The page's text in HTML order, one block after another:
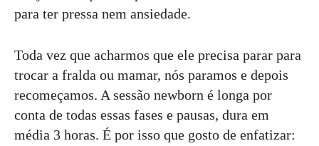
para ter pressa nem ansiedade.
Toda vez que acharmos que ele precisa parar para
trocar a fralda ou mamar, nós paramos e depois
recomeçamos. A sessão newborn é longa por
conta de todas essas fases e pausas, dura em
média 3 horas. É por isso que gosto de enfatizar: